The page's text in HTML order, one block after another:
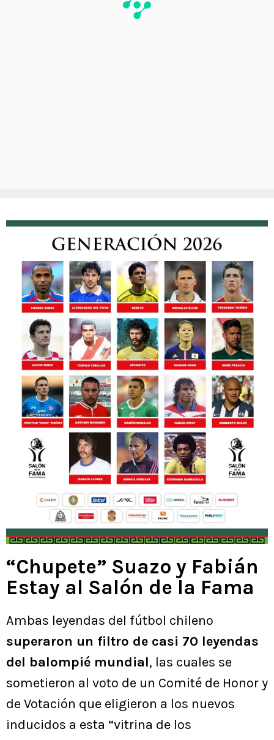
“Chupete” Suazo y Fabián
Estay al Salón de la Fama
Ambas leyendas del fútbol chileno
superaron un filtro de casi 70 leyendas
del balompié mundial, las cuales se
sometieron al voto de un Comité de Honor y
de Votación que eligieron a los nuevos
inducidos a esta “vitrina de los